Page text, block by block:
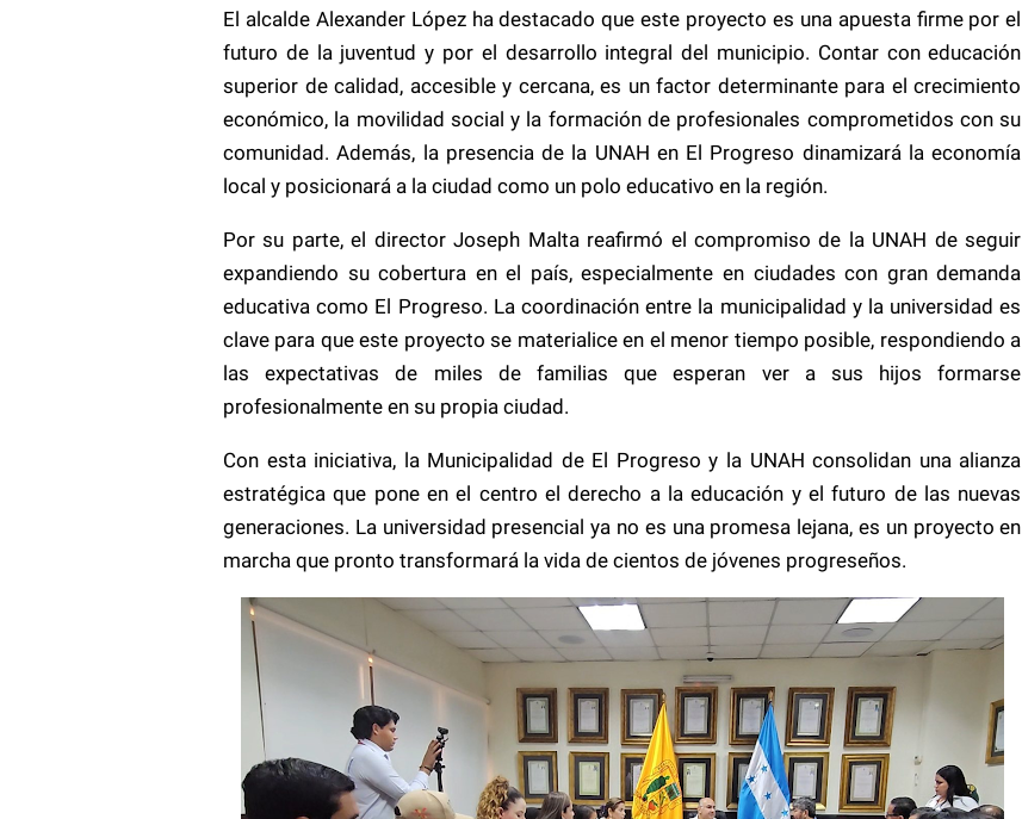
El alcalde Alexander López ha destacado que este proyecto es una apuesta firme por el
futuro de la juventud y por el desarrollo integral del municipio. Contar con educación
superior de calidad, accesible y cercana, es un factor determinante para el crecimiento
económico, la movilidad social y la formación de profesionales comprometidos con su
comunidad. Además, la presencia de la UNAH en El Progreso dinamizará la economía
local y posicionará a la ciudad como un polo educativo en la región.
Por su parte, el director Joseph Malta reafirmó el compromiso de la UNAH de seguir
expandiendo su cobertura en el país, especialmente en ciudades con gran demanda
educativa como El Progreso. La coordinación entre la municipalidad y la universidad es
clave para que este proyecto se materialice en el menor tiempo posible, respondiendo a
las expectativas de miles de familias que esperan ver a sus hijos formarse
profesionalmente en su propia ciudad.
Con esta iniciativa, la Municipalidad de El Progreso y la UNAH consolidan una alianza
estratégica que pone en el centro el derecho a la educación y el futuro de las nuevas
generaciones. La universidad presencial ya no es una promesa lejana, es un proyecto en
marcha que pronto transformará la vida de cientos de jóvenes progreseños.